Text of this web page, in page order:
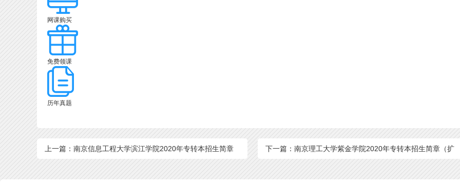
网课购买
免费领课
历年真题
上一篇：南京信息工程大学滨江学院2020年专转本招生简章 下一篇：南京理工大学紫金学院2020年专转本招生简章（扩